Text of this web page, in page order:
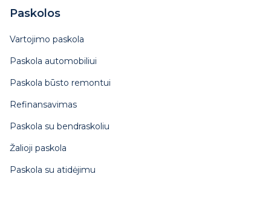
Paskolos
Vartojimo paskola
Paskola automobiliui
Paskola būsto remontui
Refinansavimas
Paskola su bendraskoliu
Žalioji paskola
Paskola su atidėjimu